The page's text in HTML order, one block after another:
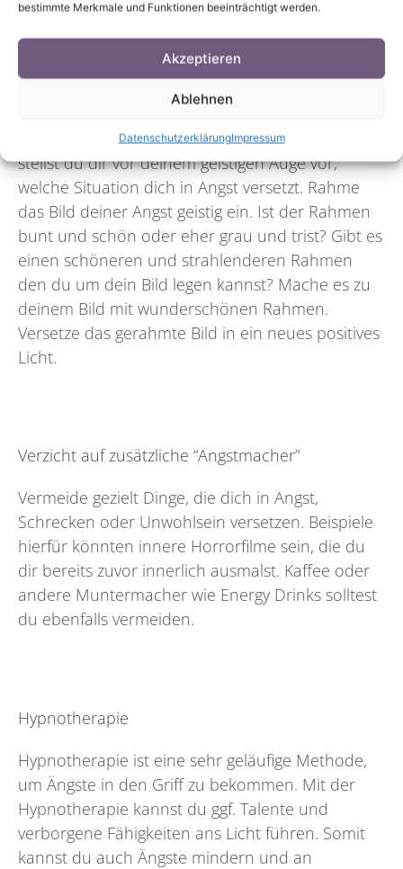
bestimmte Merkmale und Funktionen beeinträchtigt werden.
Akzeptieren
Ablehnen
DatenschutzerklärungImpressum
Stress- /Angst-Rahmen-Technik:
Halte deinen Kopf oder lass dir dabei helfen,
entspannt weiter und schließe deine Augen. Jetzt
stellst du dir vor deinem geistigen Auge vor,
welche Situation dich in Angst versetzt. Rahme
das Bild deiner Angst geistig ein. Ist der Rahmen
bunt und schön oder eher grau und trist? Gibt es
einen schöneren und strahlenderen Rahmen
den du um dein Bild legen kannst? Mache es zu
deinem Bild mit wunderschönen Rahmen.
Versetze das gerahmte Bild in ein neues positives
Licht.
Verzicht auf zusätzliche “Angstmacher”
Vermeide gezielt Dinge, die dich in Angst,
Schrecken oder Unwohlsein versetzen. Beispiele
hierfür könnten innere Horrorfilme sein, die du
dir bereits zuvor innerlich ausmalst. Kaffee oder
andere Muntermacher wie Energy Drinks solltest
du ebenfalls vermeiden.
Hypnotherapie
Hypnotherapie ist eine sehr geläufige Methode,
um Ängste in den Griff zu bekommen. Mit der
Hypnotherapie kannst du ggf. Talente und
verborgene Fähigkeiten ans Licht führen. Somit
kannst du auch Ängste mindern und an